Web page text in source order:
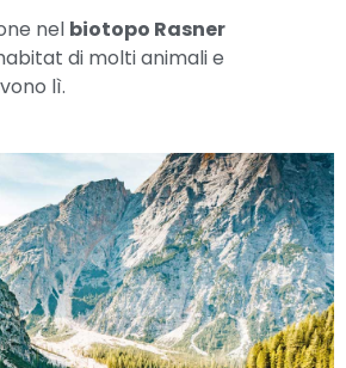
nel biotopo Rasner
di molti animali e
lì.